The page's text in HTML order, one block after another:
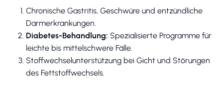
Chronische Gastritis, Geschwüre und entzündliche
Darmerkrankungen.
Diabetes-Behandlung: Spezialisierte Programme für
leichte bis mittelschwere Fälle.
Stoffwechselunterstützung bei Gicht und Störungen
des Fettstoffwechsels.